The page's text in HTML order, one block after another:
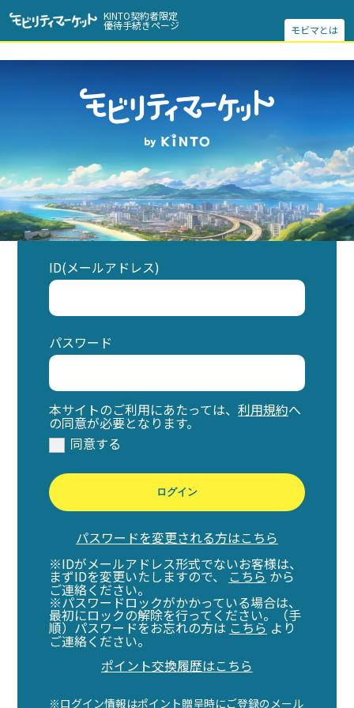
KINTO契約者限定
優待手続きページ モビマとは
ID(メールアドレス)
パスワード
本サイトのご利用にあたっては、利用規約へ
の同意が必要となります。
同意する
ログイン
パスワードを変更される方はこちら
※IDがメールアドレス形式でないお客様は、
まずIDを変更いたしますので、 こちらから
ご連絡ください。
※パスワードロックがかかっている場合は、
最初にロックの解除を行ってください。（手
順）パスワードをお忘れの方はこちら より
ご連絡ください。
ポイント交換履歴はこちら
※ログイン情報はポイント贈呈時にご登録のメール